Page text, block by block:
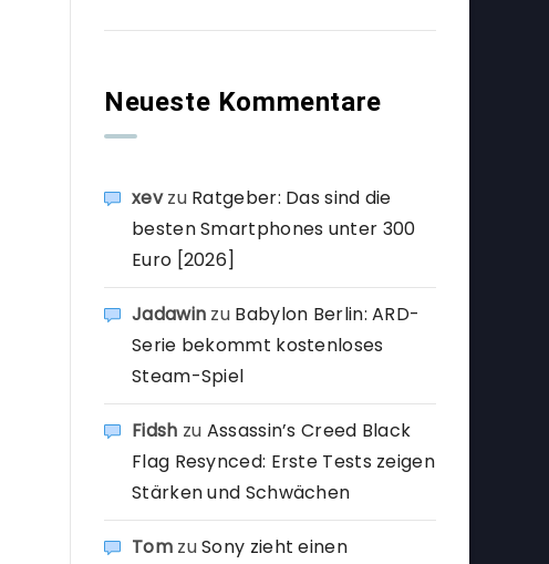
Neueste Kommentare
xevzu Ratgeber: Das sind die
besten Smartphones unter 300
Euro [2026]
Jadawin zu Babylon Berlin: ARD-
Serie bekommt kostenloses
Steam-Spiel
Fidsh zu Assassin’s Creed Black
Flag Resynced: Erste Tests zeigen
Stärken und Schwächen
TomzuSony zieht einen